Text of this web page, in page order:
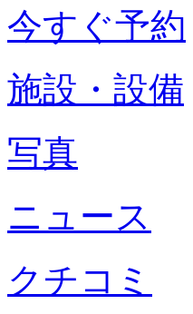
今すぐ予約
施設・設備
写真
ニュース
クチコミ